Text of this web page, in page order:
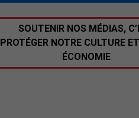
SOUTENIR NOS MÉDIAS,
PROTÉGER NOTRE CULTURE
ÉCONOMIE